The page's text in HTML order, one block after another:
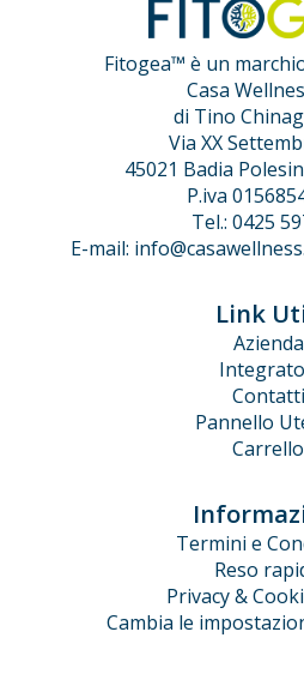
Fitogea™ è un
Casa
di Tino
Via XX
45021 Badia
P.iva
Tel.: 0425
E-mail:
Link
Azienda
Contatti
Pannello
Carrello
Termini e
Reso
Privacy &
Cambia le